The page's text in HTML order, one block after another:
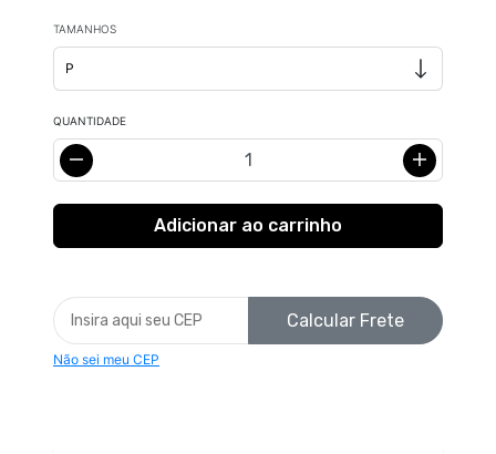
TAMANHOS
QUANTIDADE
Calcular Frete
Não sei meu CEP